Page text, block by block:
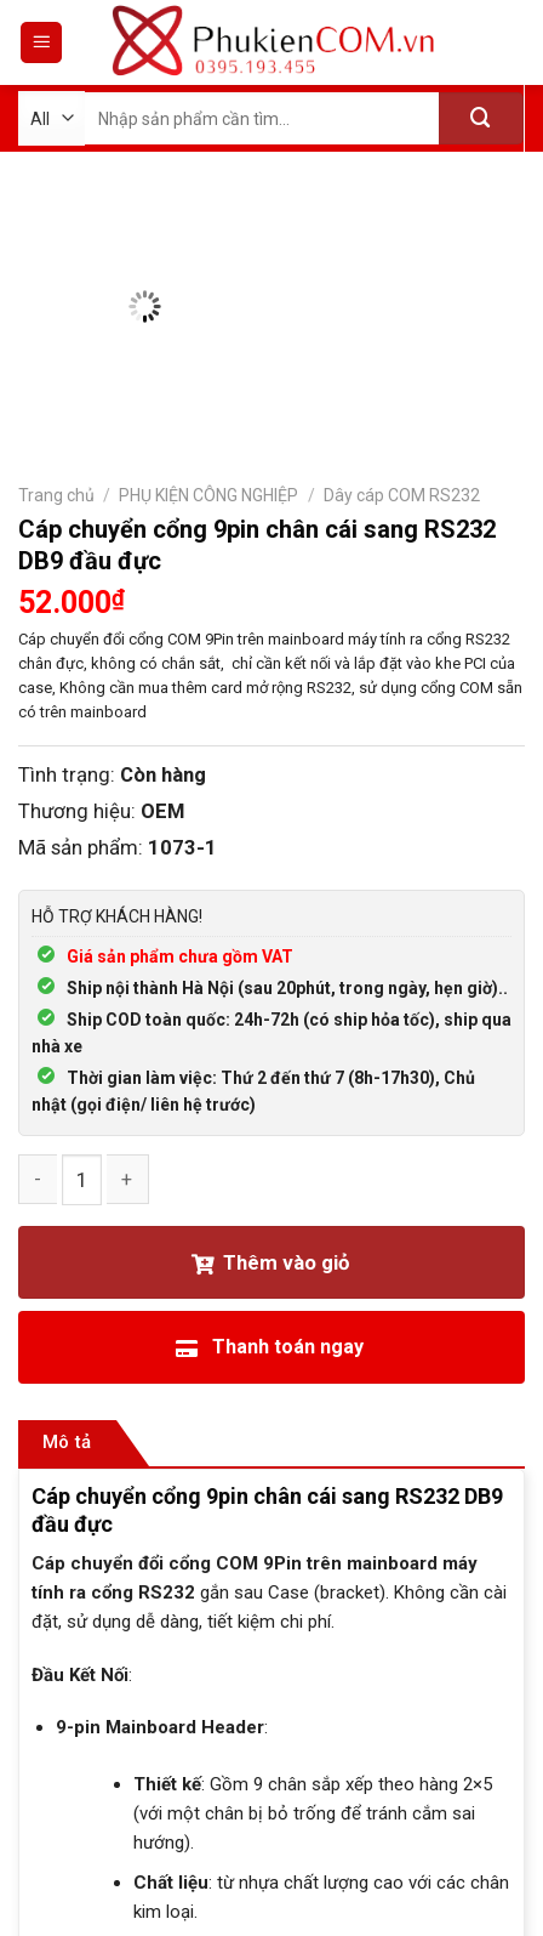
kiếm:
Trang chủ / PHỤ KIỆN CÔNG NGHIỆP / Dây cáp COM RS232
Cáp chuyển cổng 9pin chân cái sang RS232
DB9 đầu đực
52.000₫
Cáp chuyển đổi cổng COM 9Pin trên mainboard máy tính ra cổng RS232
chân đực, không có chắn sắt, chỉ cần kết nối và lắp đặt vào khe PCI của
case, Không cần mua thêm card mở rộng RS232, sử dụng cổng COM sẵn
có trên mainboard
Tình trạng: Còn hàng
Thương hiệu: OEM
Mã sản phẩm: 1073-1
HỖ TRỢ KHÁCH HÀNG!
Giá sản phẩm chưa gồm VAT
Ship nội thành Hà Nội (sau 20phút, trong ngày, hẹn giờ)..
Ship COD toàn quốc: 24h-72h (có ship hỏa tốc), ship qua
nhà xe
Thời gian làm việc: Thứ 2 đến thứ 7 (8h-17h30), Chủ
nhật (gọi điện/ liên hệ trước)
Thêm vào giỏ
Thanh toán ngay
Mô tả
Cáp chuyển cổng 9pin chân cái sang RS232 DB9
đầu đực
Cáp chuyển đổi cổng COM 9Pin trên mainboard máy
tính ra cổng RS232 gắn sau Case (bracket). Không cần cài
đặt, sử dụng dễ dàng, tiết kiệm chi phí.
Đầu Kết Nối:
9-pin Mainboard Header:
Thiết kế: Gồm 9 chân sắp xếp theo hàng 2×5
(với một chân bị bỏ trống để tránh cắm sai
hướng).
Chất liệu: từ nhựa chất lượng cao với các chân
kim loại.